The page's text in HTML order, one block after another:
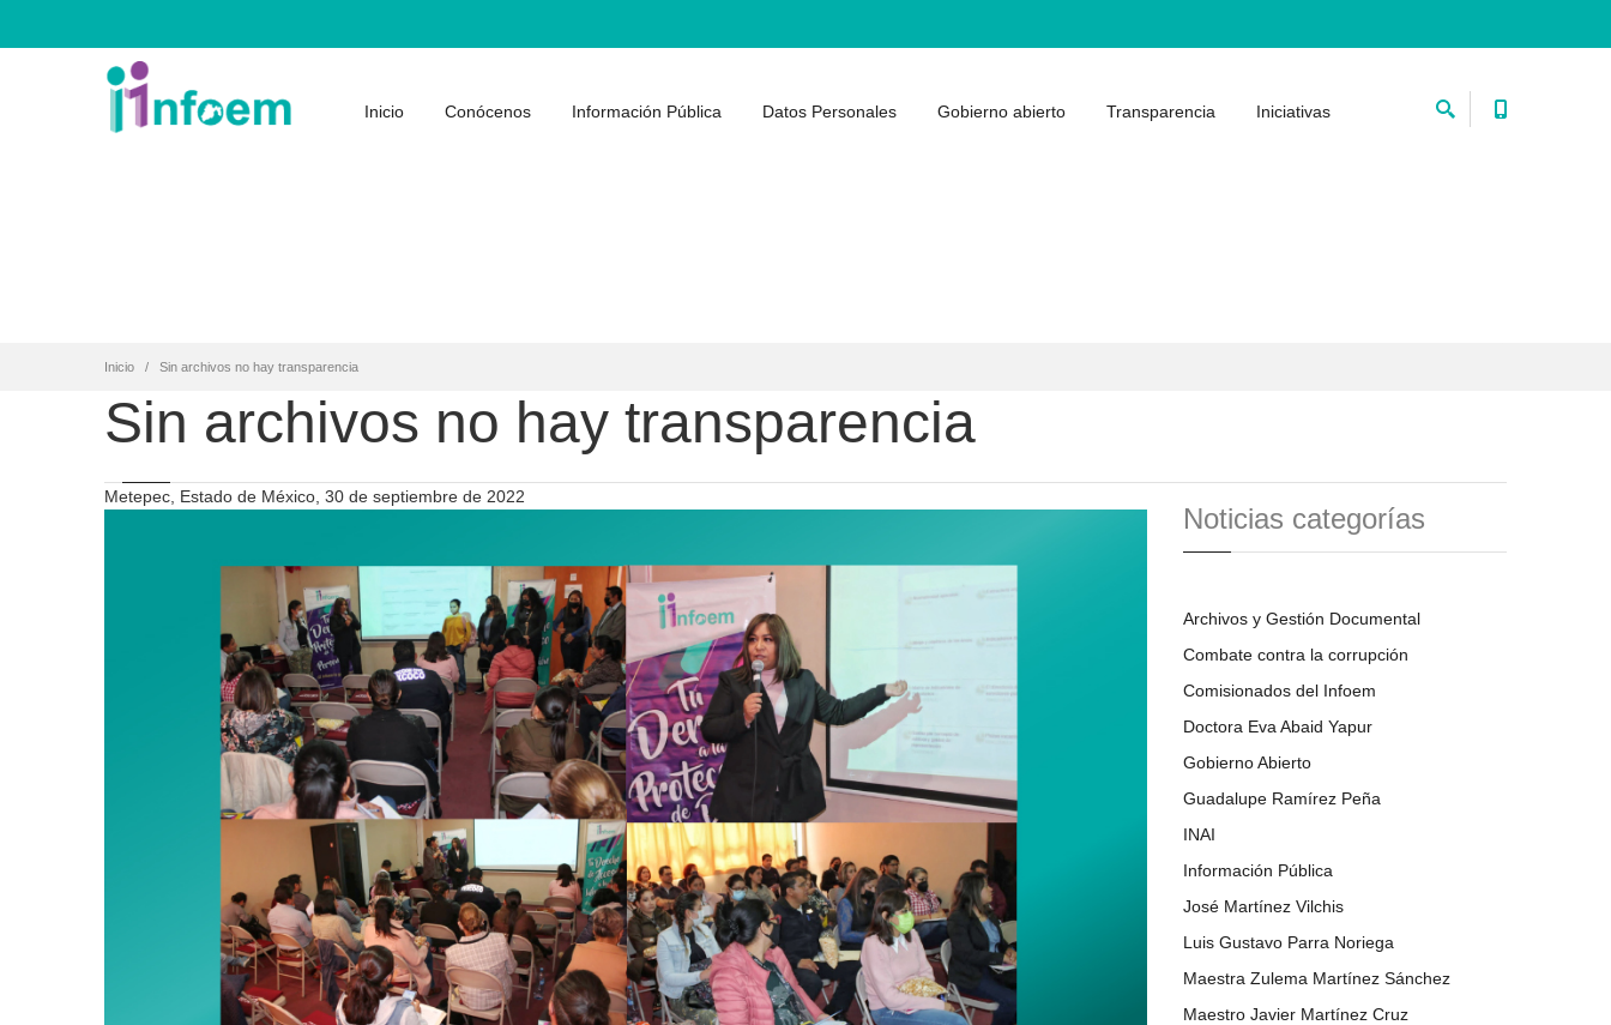
Inicio Conócenos Información Pública Datos Personales Gobierno abierto Transparencia Iniciativas
Inicio Sin archivos no hay transparencia
Sin archivos no hay transparencia
Metepec, Estado de México, 30 de septiembre de 2022
Noticias categorías
Archivos y Gestión Documental
Combate contra la corrupción
Comisionados del Infoem
Doctora Eva Abaid Yapur
Gobierno Abierto
Guadalupe Ramírez Peña
INAI
Información Pública
José Martínez Vilchis
Luis Gustavo Parra Noriega
Maestra Zulema Martínez Sánchez
Maestro Javier Martínez Cruz